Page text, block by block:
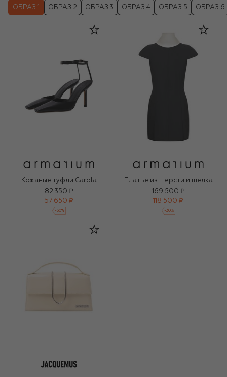
ОБРАЗ 1 ОБРАЗ 2 ОБРАЗ 3 ОБРАЗ 4 ОБРАЗ 5 ОБРАЗ 6
Кожаные туфли Carola
82 350 ₽
57 650 ₽
-30%
Платье из шерсти и шелка
169 500 ₽
118 500 ₽
-30%